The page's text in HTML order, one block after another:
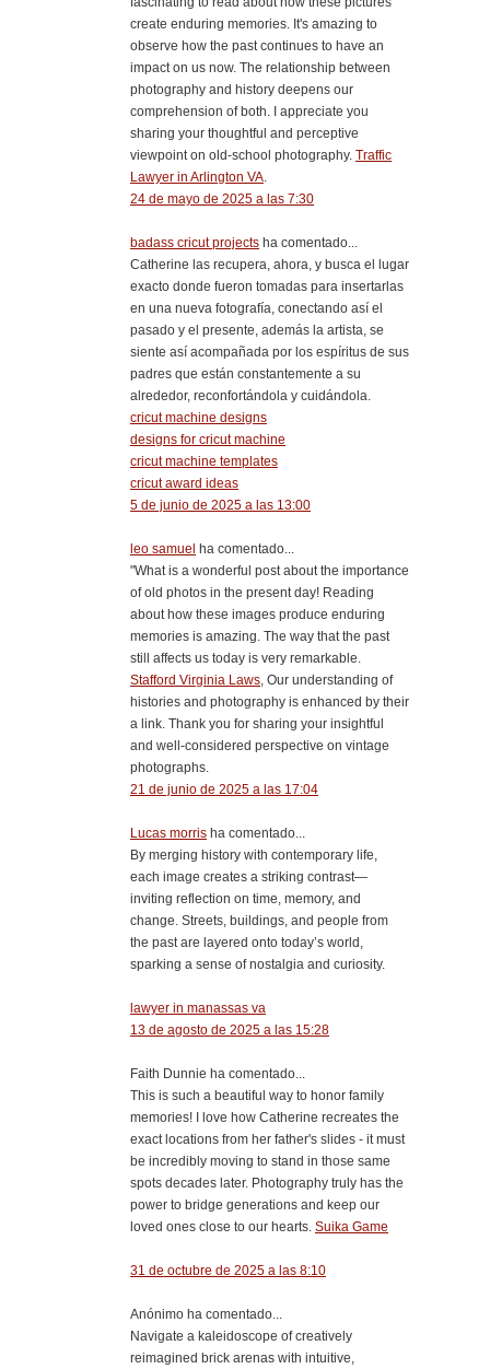
create enduring memories. It's amazing to
observe how the past continues to have an
impact on us now. The relationship between
photography and history deepens our
comprehension of both. I appreciate you
sharing your thoughtful and perceptive
viewpoint on old-school photography. Traffic
Lawyer in Arlington VA
24 de mayo de 2025 a las 7:30
badass cricut projects ha comentado...
Catherine las recupera, ahora, y busca el lugar
exacto donde fueron tomadas para insertarlas
en una nueva fotografía, conectando así el
pasado y el presente, además la artista, se
siente así acompañada por los espíritus de sus
padres que están constantemente a su
alrededor, reconfortándola y cuidándola.
cricut machine designs
designs for cricut machine
cricut machine templates
cricut award ideas
5 de junio de 2025 a las 13:00
leo samuel ha comentado...
"What is a wonderful post about the importance
of old photos in the present day! Reading
about how these images produce enduring
memories is amazing. The way that the past
still affects us today is very remarkable.
Stafford Virginia Laws , Our understanding of
histories and photography is enhanced by their
a link. Thank you for sharing your insightful
and well-considered perspective on vintage
photographs.
21 de junio de 2025 a las 17:04
Lucas morris ha comentado...
By merging history with contemporary life,
each image creates a striking contrast—
inviting reflection on time, memory, and
change. Streets, buildings, and people from
the past are layered onto today’s world,
sparking a sense of nostalgia and curiosity.
lawyer in manassas va
13 de agosto de 2025 a las 15:28
Faith Dunnie ha comentado...
This is such a beautiful way to honor family
memories! I love how Catherine recreates the
exact locations from her father's slides - it must
be incredibly moving to stand in those same
spots decades later. Photography truly has the
power to bridge generations and keep our
loved ones close to our hearts. Suika Game
31 de octubre de 2025 a las 8:10
Anónimo ha comentado...
Navigate a kaleidoscope of creatively
reimagined brick arenas with intuitive,